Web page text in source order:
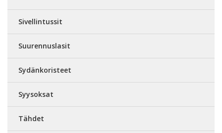
Sivellintussit
Suurennuslasit
Sydänkoristeet
Syysoksat
Tähdet